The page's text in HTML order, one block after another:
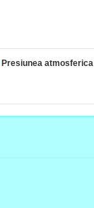
Presiunea atmosferica